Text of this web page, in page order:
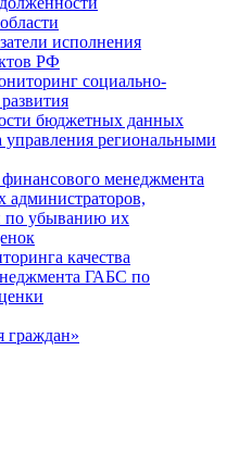
исполнения
РФ
социально-
бюджетных данных
управления региональными
менеджмента
администраторов,
по убыванию их
качества
ГАБС по
граждан»